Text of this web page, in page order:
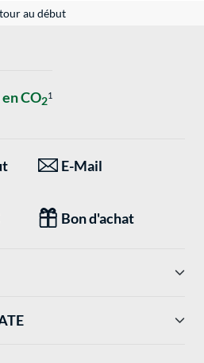
au début
CO21
E-Mail
Bon d'achat